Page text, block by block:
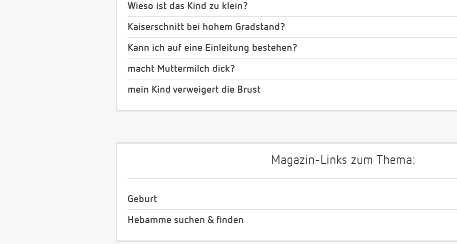
Wieso ist das Kind zu klein?
Kaiserschnitt bei hohem Gradstand?
Kann ich auf eine Einleitung bestehen?
macht Muttermilch dick?
mein Kind verweigert die Brust
Magazin-Links zum Thema:
Geburt
Hebamme suchen & finden